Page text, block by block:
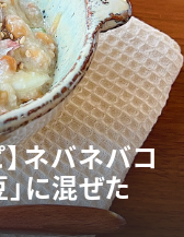
ネバネバコ
に混ぜた